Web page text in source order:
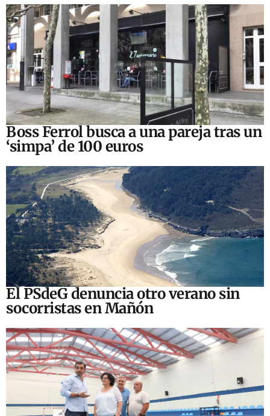
Boss Ferrol busca a una pareja tras un
‘simpa’ de 100 euros
El PSdeG denuncia otro verano sin
socorristas en Mañón